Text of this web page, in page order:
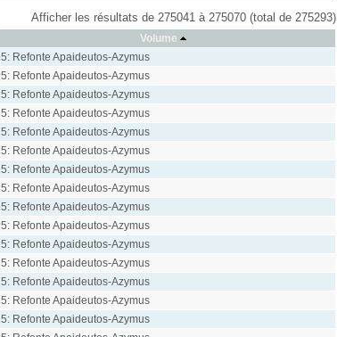
Afficher les résultats de 275041 à 275070 (total de 275293)
Volume
Refonte Apaideutos-Azymus
Refonte Apaideutos-Azymus
Refonte Apaideutos-Azymus
Refonte Apaideutos-Azymus
Refonte Apaideutos-Azymus
Refonte Apaideutos-Azymus
Refonte Apaideutos-Azymus
Refonte Apaideutos-Azymus
Refonte Apaideutos-Azymus
Refonte Apaideutos-Azymus
Refonte Apaideutos-Azymus
Refonte Apaideutos-Azymus
Refonte Apaideutos-Azymus
Refonte Apaideutos-Azymus
Refonte Apaideutos-Azymus